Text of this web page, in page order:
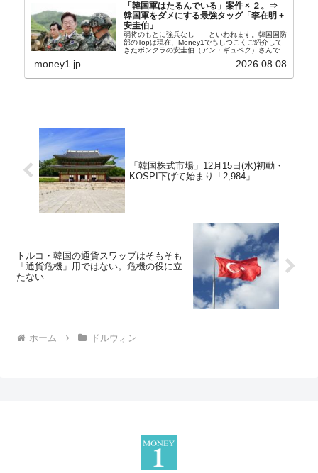
「韓国軍はたるんでいる」案件 × ２。⇒
韓国軍をダメにする最強タッグ「李在明 +
安圭伯」
弱将のもとに強兵なし――といわれます。韓国国防
部のTopは現在、Money1でもしつこくご紹介して
きたボンクラの安圭伯（アン・ギュベク）さんで
さんと「韓国初の文官上がり」の国防部長官安圭伯
money1.jp 2026.08.08
「韓国株式市場」12月15日(水)初動・
KOSPI下げて始まり「2,984」
トルコ・韓国の通貨スワップはそもそも
「通貨危機」用ではない。危機の役に立
たない
ホーム ドルウォン